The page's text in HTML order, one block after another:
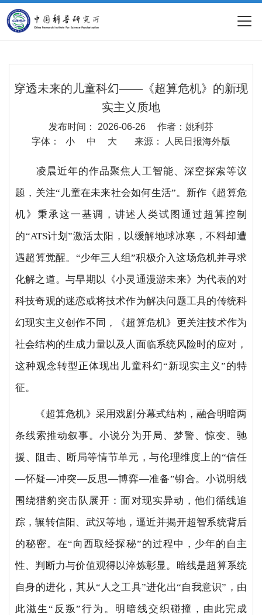
穿透未来的儿童科幻——《超算危机》的新现
实主义质地
发布时间： 2026-06-26
作者：姚利芬
字体：
小 中 大 来源： 人民日报海外版
凌晨近年的作品聚焦人工智能、深空探索等议
题，关注“儿童在未来社会如何生活”。新作《超算危
机》秉承这一基调，讲述人类试图通过超算控制
的“ATS计划”激活太阳，以缓解地球冰寒，不料却遭
遇超算觉醒。“少年三人组”积极介入这场危机并寻求
化解之道。与早期以《小灵通漫游未来》为代表的对
科技奇观的迷恋或将技术作为解决问题工具的传统科
幻现实主义创作不同，《超算危机》更关注技术作为
社会结构的生成力量以及人面临系统风险时的应对，
这种观念转型正体现出儿童科幻“新现实主义”的特
征。
《超算危机》采用戏剧分幕式结构，融合明暗两
条线索推动叙事。小说分为开局、梦警、惊变、驰
援、阻击、断局等情节单元，与伦理维度上的“信任
—怀疑—冲突—反思—博弈—准备”铆合。小说明线
围绕猎豹突击队展开：面对现实异动，他们循线追
踪，辗转信阳、武汉等地，逼近并揭开超智系统背后
的秘密。在“向西取经探秘”的过程中，少年的自主
性、判断力与价值观得以淬炼彰显。暗线是超算系统
自身的进化，其从“人之工具”进化出“自我意识”，由
此滋生“反叛”行为。明暗线交织碰撞，由此完成